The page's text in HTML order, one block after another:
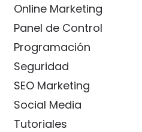
Online Marketing
Panel de Control
Programación
Seguridad
SEO Marketing
Social Media
Tutoriales